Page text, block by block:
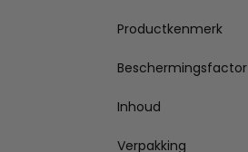
Productkenmerk
Beschermingsfactor
Inhoud
Verpakking